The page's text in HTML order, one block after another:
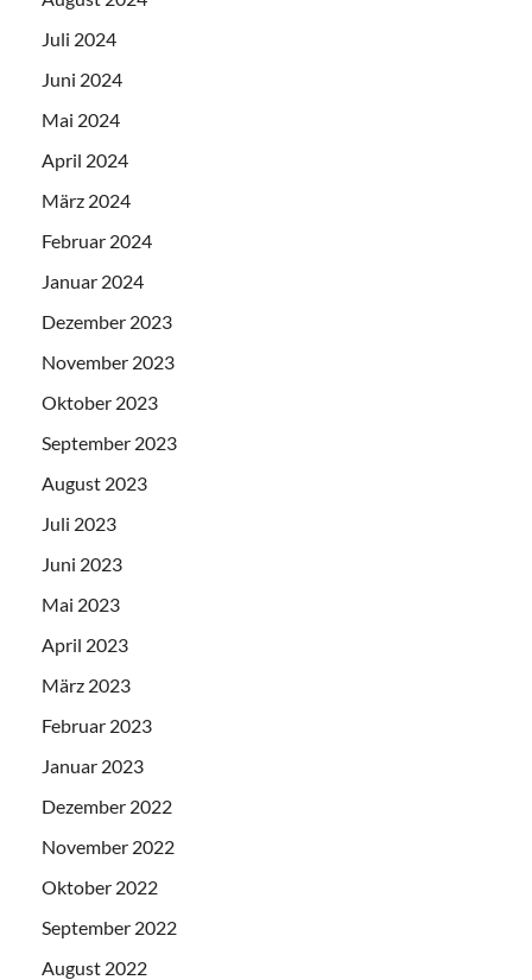
Juli 2024
Juni 2024
Mai 2024
April 2024
März 2024
Februar 2024
Januar 2024
Dezember 2023
November 2023
Oktober 2023
September 2023
August 2023
Juli 2023
Juni 2023
Mai 2023
April 2023
März 2023
Februar 2023
Januar 2023
Dezember 2022
November 2022
Oktober 2022
September 2022
August 2022